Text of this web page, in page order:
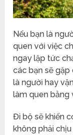
Nếu bạn là
quen với việc
ngay lập tức
các bạn sẽ gặp
là người hay
làm quen bằng
Đi bộ sẽ khiến
không phải